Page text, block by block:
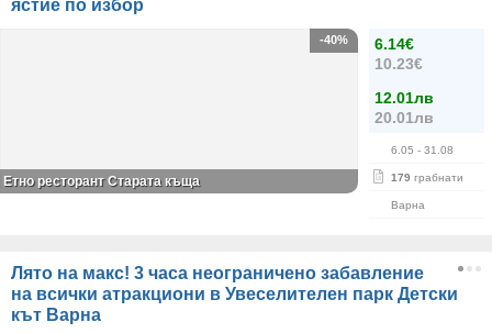
ястие по избор
6.14€
10.23€
12.01лв
20.01лв
6.05 - 31.08
179 грабнати
Варна
-40%
Етно ресторант Старата къща
Лято на макс! 3 часа неограничено забавление
на всички атракциони в Увеселителен парк Детски
кът Варна